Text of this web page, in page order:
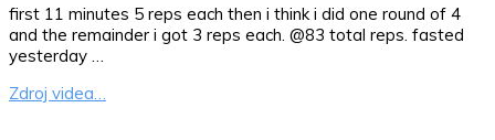
first 11 minutes 5 reps each then i think i did one round of 4
and the remainder i got 3 reps each. @83 total reps. fasted
yesterday …
Zdroj videa…